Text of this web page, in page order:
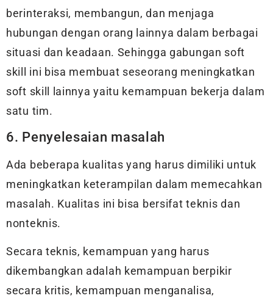
berinteraksi, membangun, dan menjaga
hubungan dengan orang lainnya dalam berbagai
situasi dan keadaan. Sehingga gabungan soft
skill ini bisa membuat seseorang meningkatkan
soft skill lainnya yaitu kemampuan bekerja dalam
satu tim.
6. Penyelesaian masalah
Ada beberapa kualitas yang harus dimiliki untuk
meningkatkan keterampilan dalam memecahkan
masalah. Kualitas ini bisa bersifat teknis dan
nonteknis.
Secara teknis, kemampuan yang harus
dikembangkan adalah kemampuan berpikir
secara kritis, kemampuan menganalisa,